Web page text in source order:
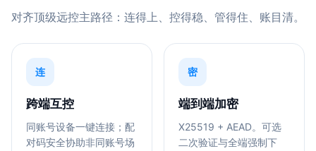
对齐顶级远控主路径：连得上、控得稳、管得住、账目清。
连
跨端互控
同账号设备一键连接；配
对码安全协助非同账号场
密
端到端加密
X25519 + AEAD。可选
二次验证与全端强制下